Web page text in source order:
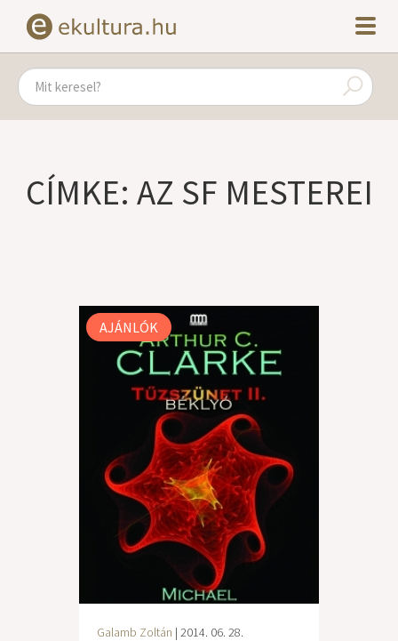
CÍMKE: AZ SF MESTEREI
AJÁNLÓK
Galamb Zoltán | 2014. 06. 28.